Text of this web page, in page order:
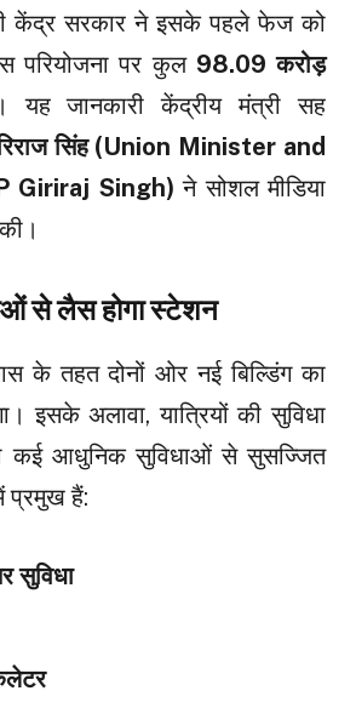
केंद्र सरकार ने इसके पहले फेज को
परियोजना पर कुल ₹98.09 करोड़
यह जानकारी केंद्रीय मंत्री सह
सिंह (Union Minister and
Giriraj Singh) ने सोशल मीडिया
से लैस होगा स्टेशन
के तहत दोनों ओर नई बिल्डिंग का
इसके अलावा, यात्रियों की सुविधा
कई आधुनिक सुविधाओं से सुसज्जित
प्रमुख हैं:
सुविधा